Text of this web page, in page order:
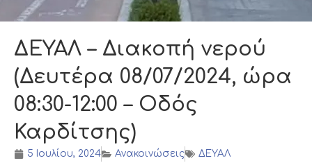
ΔΕΥΑΛ – Διακοπή νερού
(Δευτέρα 08/07/2024, ώρα
08:30-12:00 – Οδός
Καρδίτσης)
5 Ιουλίου, 2024 Ανακοινώσεις
ΔΕΥΑΛ